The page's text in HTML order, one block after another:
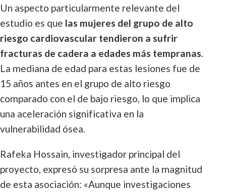
Un aspecto particularmente relevante del
estudio es que las mujeres del grupo de alto
riesgo cardiovascular tendieron a sufrir
fracturas de cadera a edades más tempranas.
La mediana de edad para estas lesiones fue de
15 años antes en el grupo de alto riesgo
comparado con el de bajo riesgo, lo que implica
una aceleración significativa en la
vulnerabilidad ósea.
Rafeka Hossain, investigador principal del
proyecto, expresó su sorpresa ante la magnitud
de esta asociación: «Aunque investigaciones